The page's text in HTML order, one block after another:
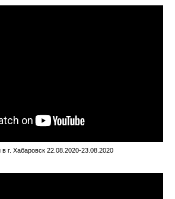
г. Хабаровск 22.08.2020-23.08.2020